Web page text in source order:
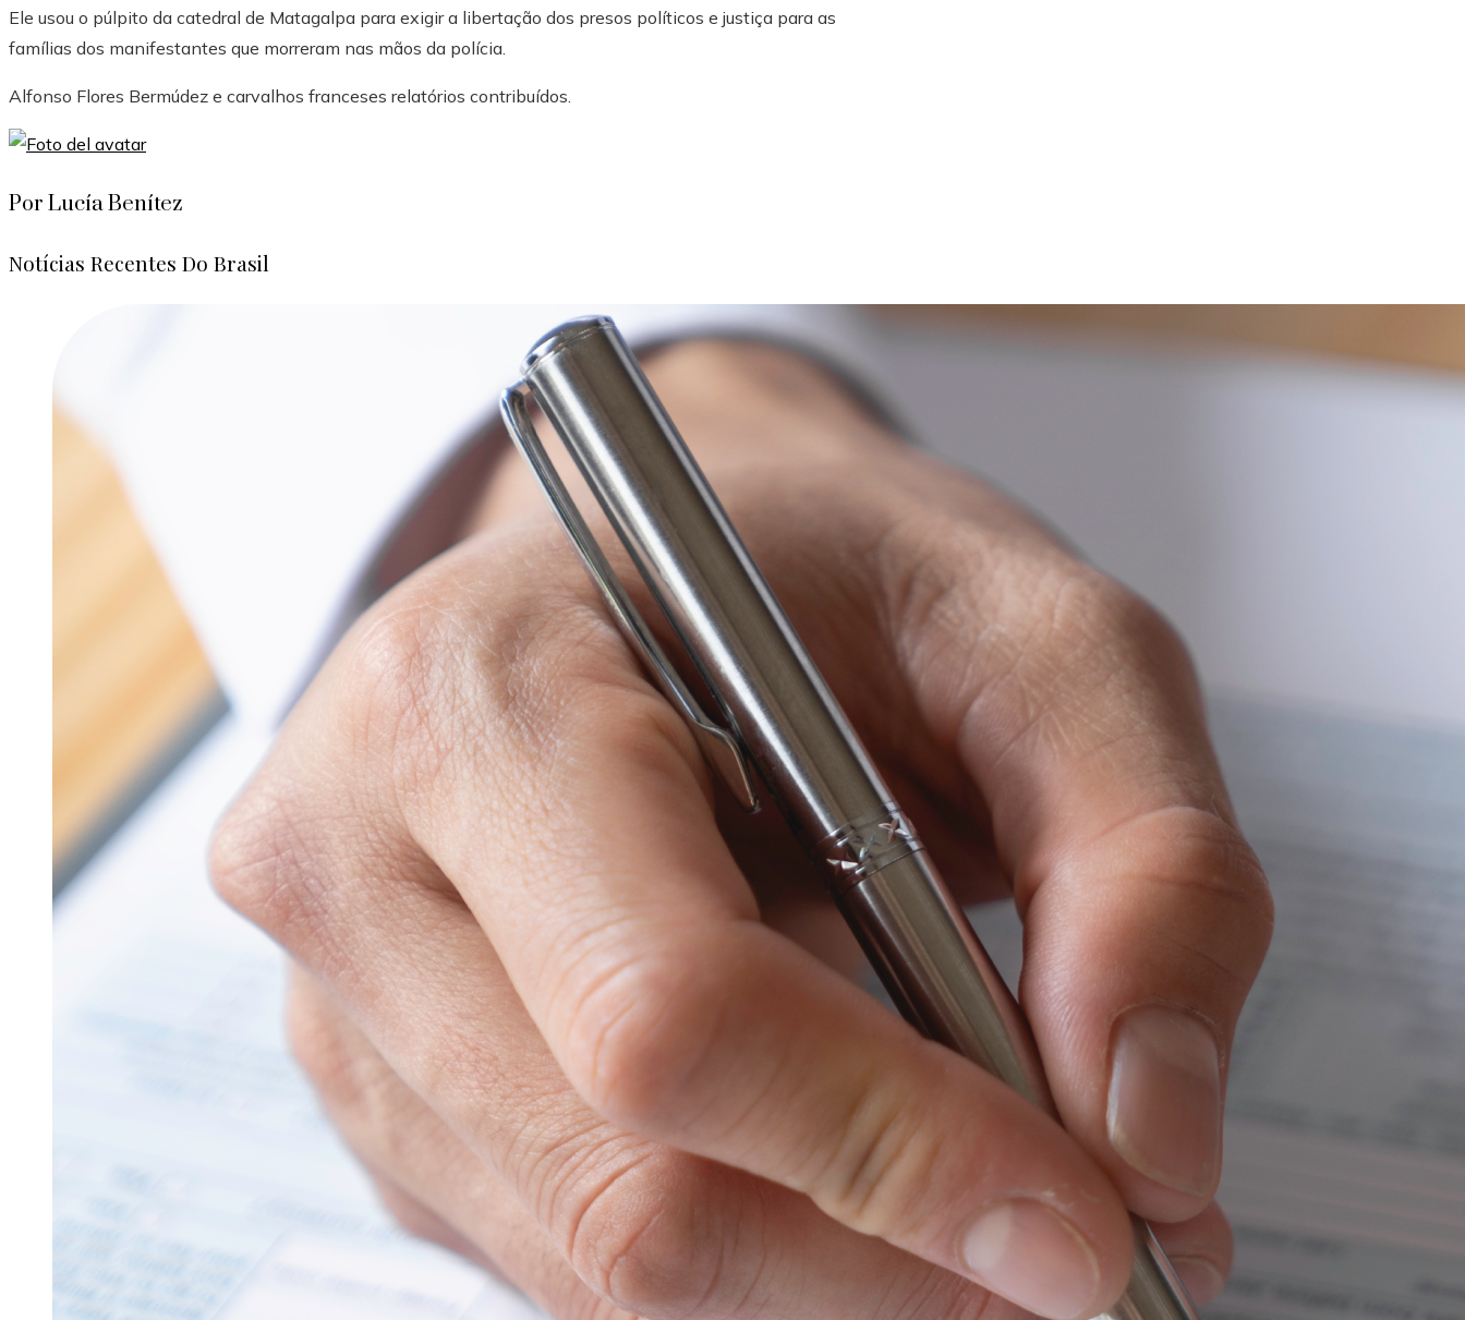
Ele usou o púlpito da catedral de Matagalpa para exigir a libertação dos presos políticos e justiça para as
famílias dos manifestantes que morreram nas mãos da polícia.
Alfonso Flores Bermúdez e carvalhos franceses relatórios contribuídos.
Por Lucía Benítez
Notícias Recentes Do Brasil